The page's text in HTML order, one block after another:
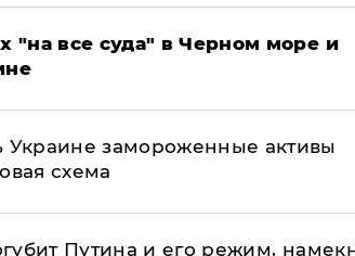
"на все суда" в Черном море и
Украине замороженные активы
схема
Путина и его режим,